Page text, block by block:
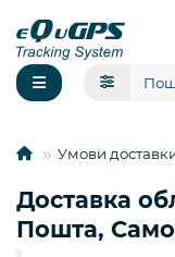
Умови
Доставка
Пошта,